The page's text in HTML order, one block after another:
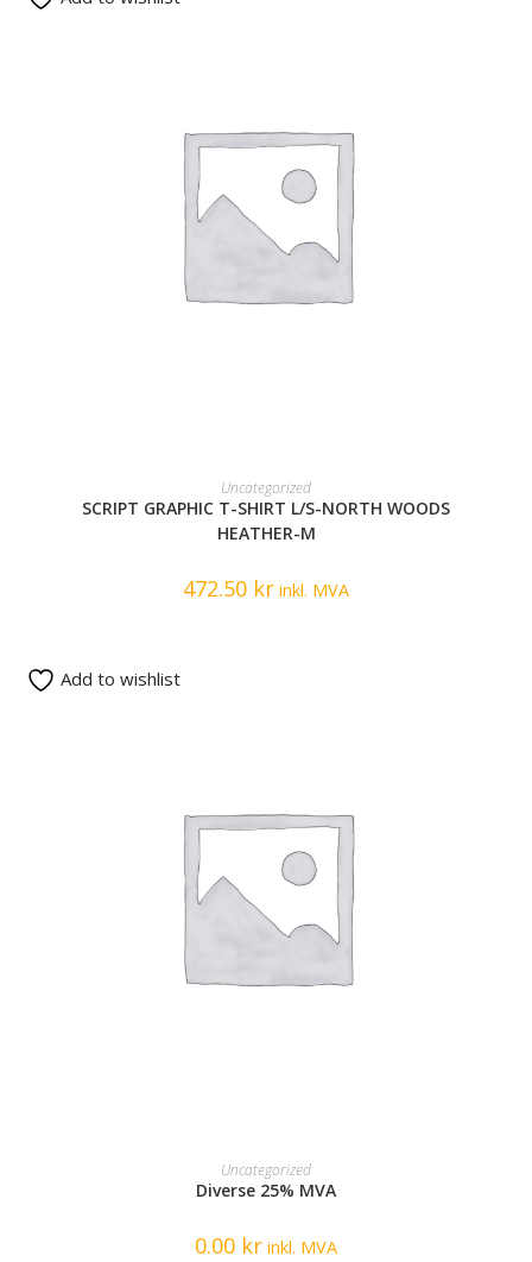
READ MORE
Uncategorized
SCRIPT GRAPHIC T-SHIRT L/S-NORTH WOODS
HEATHER-M
472.50 kr inkl. MVA
READ MORE
Uncategorized
Diverse 25% MVA
0.00 kr inkl. MVA
Add to wishlist